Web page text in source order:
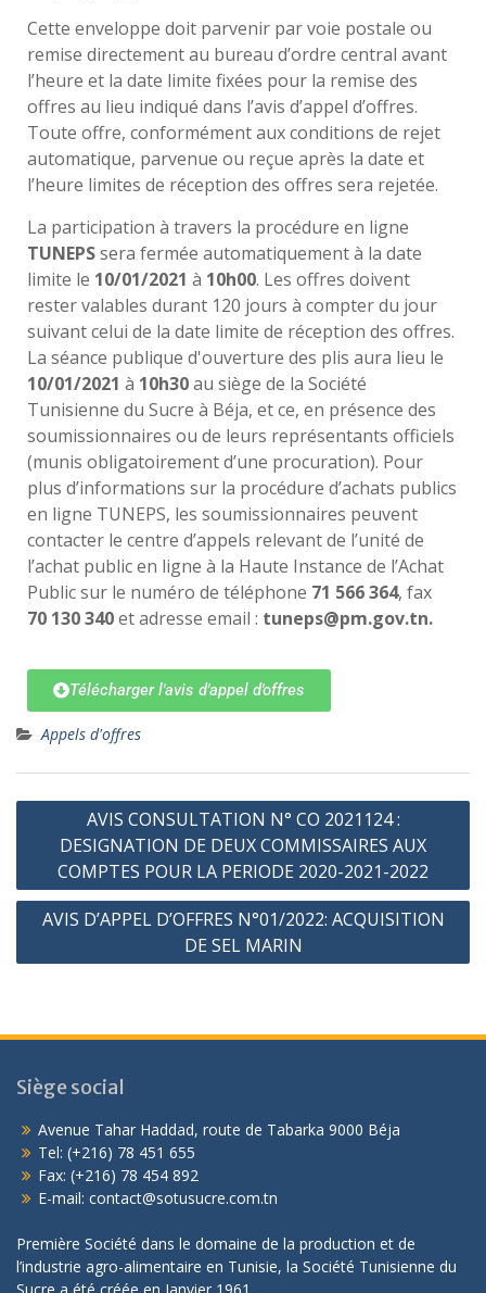
Cette enveloppe doit parvenir par voie postale ou
remise directement au bureau d’ordre central avant
l’heure et la date limite fixées pour la remise des
offres au lieu indiqué dans l’avis d’appel d’offres.
Toute offre, conformément aux conditions de rejet
automatique, parvenue ou reçue après la date et
l’heure limites de réception des offres sera rejetée.
La participation à travers la procédure en ligne
TUNEPSsera fermée automatiquement à la date
limite le 10/01/2021 à 10h00. Les offres doivent
rester valables durant 120 jours à compter du jour
suivant celui de la date limite de réception des offres.
La séance publique d'ouverture des plis aura lieu le
10/01/2021 à 10h30au siège de la Société
Tunisienne du Sucre à Béja, et ce, en présence des
soumissionnaires ou de leurs représentants officiels
(munis obligatoirement d’une procuration). Pour
plus d’informations sur la procédure d’achats publics
en ligne TUNEPS, les soumissionnaires peuvent
contacter le centre d’appels relevant de l’unité de
l’achat public en ligne à la Haute Instance de l’Achat
Public sur le numéro de téléphone 71 566 364, fax
70 130 340et adresse email : tuneps@pm.gov.tn.
Télécharger l'avis d'appel d'offres
Appels d'offres
AVIS CONSULTATION N° CO 2021124 :
DESIGNATION DE DEUX COMMISSAIRES AUX
COMPTES POUR LA PERIODE 2020-2021-2022
AVIS D’APPEL D’OFFRES N°01/2022: ACQUISITION
DE SEL MARIN
Siège social
Avenue Tahar Haddad, route de Tabarka 9000 Béja
Tel: (+216) 78 451 655
Fax: (+216) 78 454 892
E-mail: contact@sotusucre.com.tn
Première Société dans le domaine de la production et de
l’industrie agro-alimentaire en Tunisie, la Société Tunisienne du